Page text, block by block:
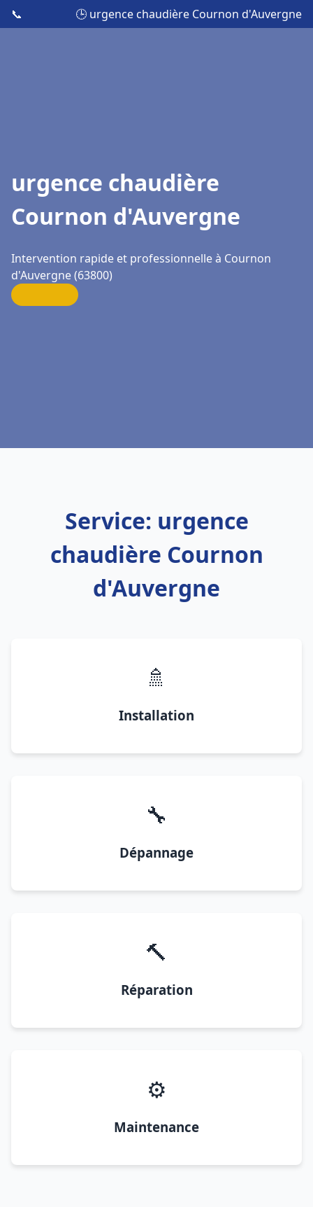
📞 🕒 urgence chaudière Cournon d'Auvergne
urgence chaudière
Cournon d'Auvergne
Intervention rapide et professionnelle à Cournon
d'Auvergne (63800)
Service: urgence
chaudière Cournon
d'Auvergne
🚿
Installation
🔧
Dépannage
🔨
Réparation
⚙️
Maintenance